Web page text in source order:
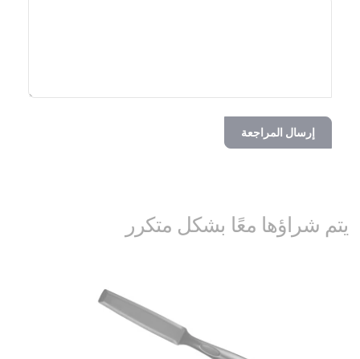
إرسال المراجعة
يتم شراؤها معًا بشكل متكرر